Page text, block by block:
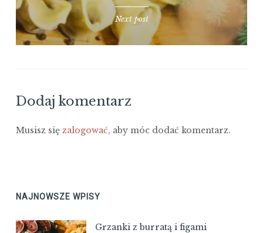
Next post
Dodaj komentarz
Musisz się zalogować, aby móc dodać komentarz.
NAJNOWSZE WPISY
Grzanki z burratą i figami